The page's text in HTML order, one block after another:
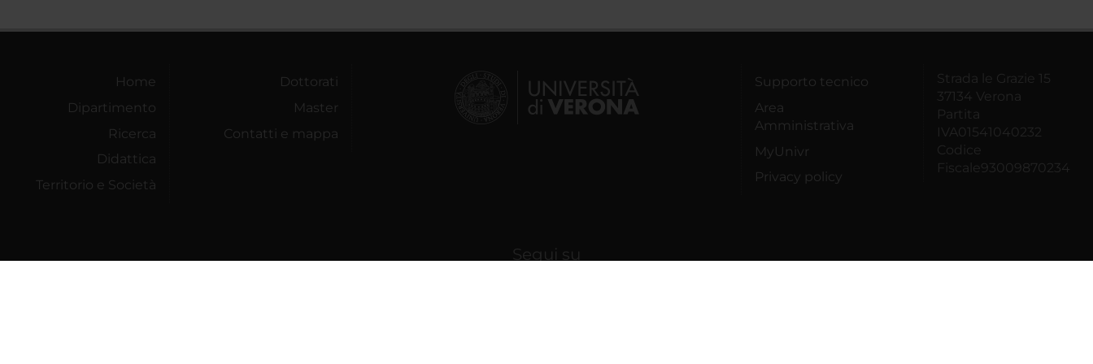
Home
Dipartimento
Ricerca
Didattica
Territorio e Società
Dottorati
Master
Contatti e mappa
Supporto tecnico
Area
Amministrativa
MyUnivr
Privacy policy
Strada le Grazie 15
37134 Verona
Partita
IVA01541040232
Codice
Fiscale93009870234
Segui su